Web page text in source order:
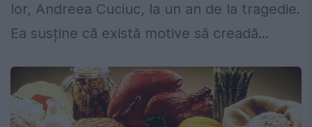
lor, Andreea Cuciuc, la un an de la tragedie.
Ea susține că există motive să creadă...